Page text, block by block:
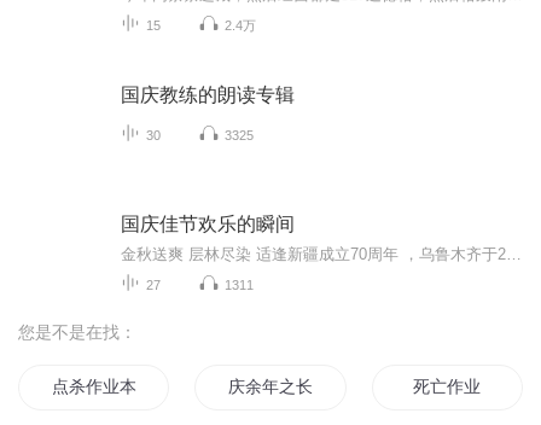
15 2.4万
国庆教练的朗读专辑
30 3325
国庆佳节欢乐的瞬间
27 1311
您是不是在找：
点杀作业本 庆余年之长歌行 死亡作业